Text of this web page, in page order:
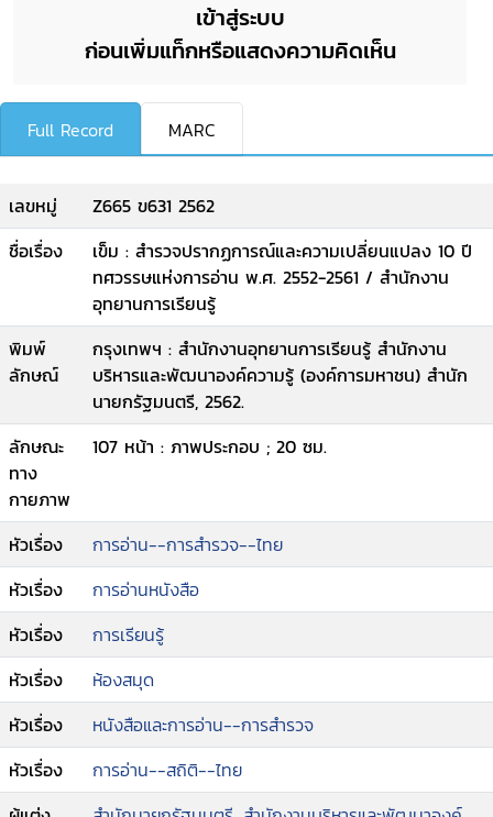
เข้าสู่ระบบ
ก่อนเพิ่มแท็กหรือแสดงความคิดเห็น
Full Record MARC
เลขหมู่
Z665 ข631 2562
ชื่อเรื่อง
เข็ม : สำรวจปรากฏการณ์และความเปลี่ยนแปลง 10 ปี
ทศวรรษแห่งการอ่าน พ.ศ. 2552-2561 / สำนักงาน
อุทยานการเรียนรู้
พิมพ์
ลักษณ์
กรุงเทพฯ : สำนักงานอุทยานการเรียนรู้ สำนักงาน
บริหารและพัฒนาองค์ความรู้ (องค์การมหาชน) สำนัก
นายกรัฐมนตรี, 2562.
ลักษณะ
ทาง
กายภาพ
107 หน้า : ภาพประกอบ ; 20 ซม.
หัวเรื่อง
การอ่าน--การสำรวจ--ไทย
หัวเรื่อง
การอ่านหนังสือ
หัวเรื่อง
การเรียนรู้
หัวเรื่อง
ห้องสมุด
หัวเรื่อง
หนังสือและการอ่าน--การสำรวจ
หัวเรื่อง
การอ่าน--สถิติ--ไทย